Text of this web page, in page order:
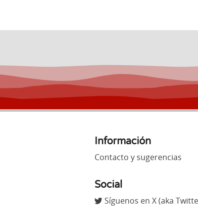
Información
Contacto y sugerencias
Social
Síguenos en X (aka